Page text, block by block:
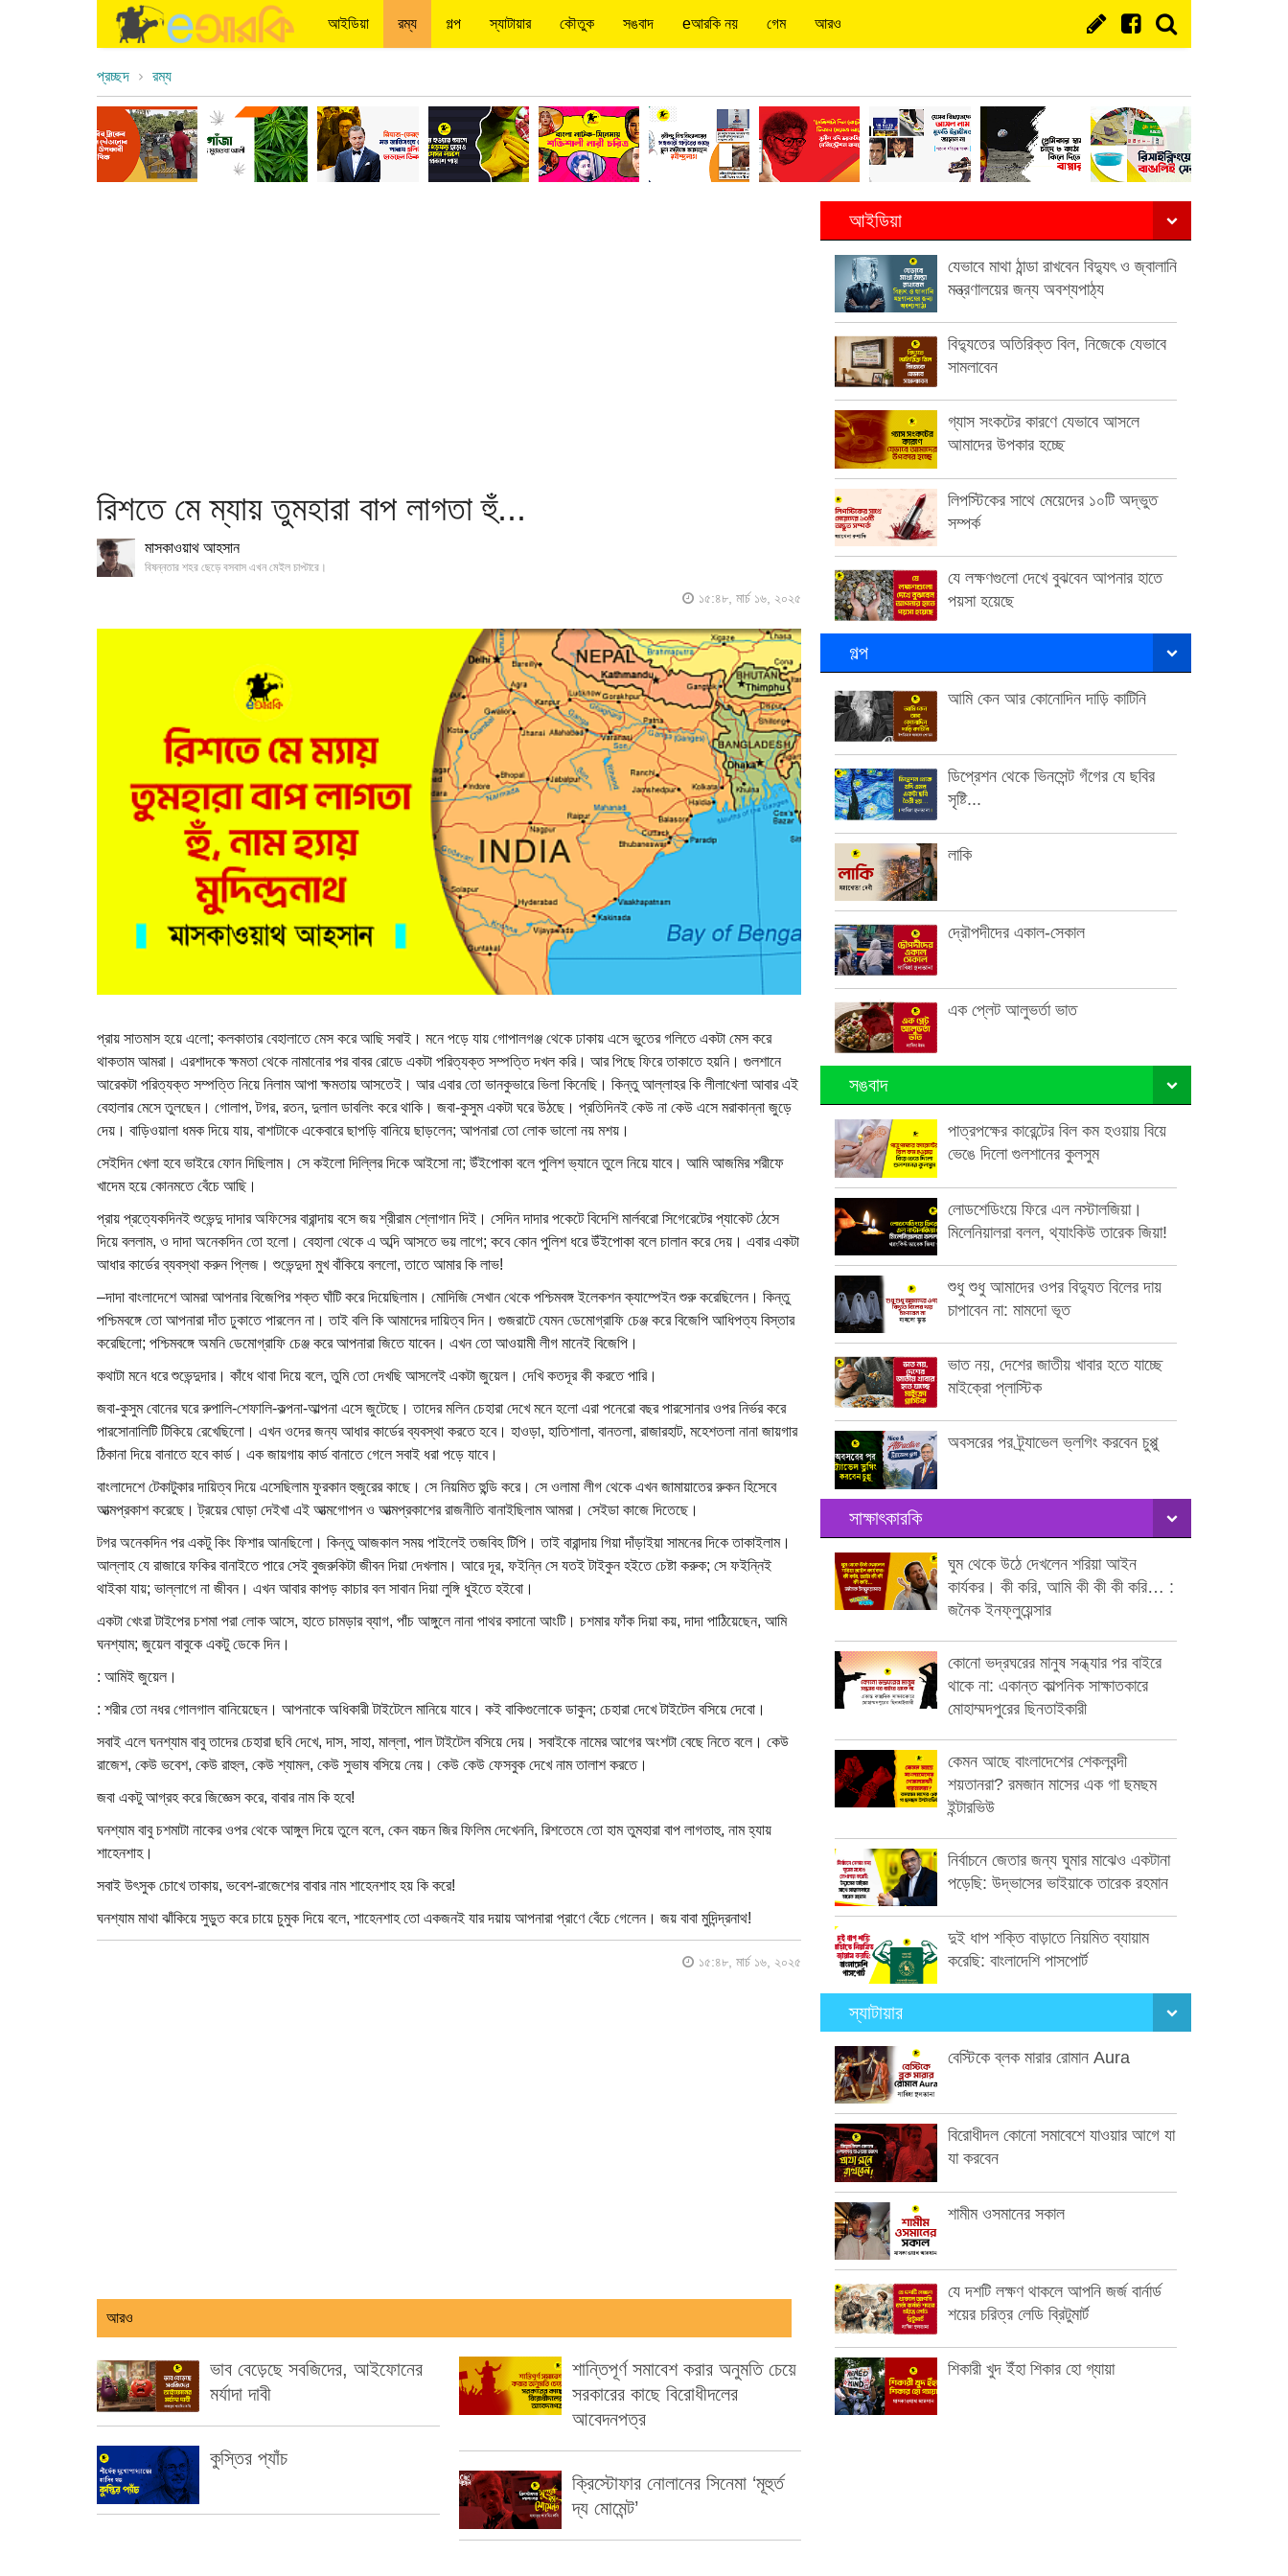
আইডিয়া রম্য গল্প স্যাটায়ার কৌতুক সঙবাদ eআরকি নয় গেম আরও
প্রচ্ছদ রম্য
রিশতে মে ম্যায় তুমহারা বাপ লাগতা হুঁ...
মাসকাওয়াথ আহসান
বিষন্নতার শহর ছেড়ে বসবাস এখন মেইল চাপ্টারে।
১৫:৪৮, মার্চ ১৬, ২০২৫
প্রায় সাতমাস হয়ে এলো; কলকাতার বেহালাতে মেস করে আছি সবাই। মনে পড়ে যায় গোপালগঞ্জ থেকে ঢাকায় এসে ভুতের গলিতে একটা মেস করে
থাকতাম আমরা। এরশাদকে ক্ষমতা থেকে নামানোর পর বাবর রোডে একটা পরিত্যক্ত সম্পত্তি দখল করি। আর পিছে ফিরে তাকাতে হয়নি। গুলশানে
আরেকটা পরিত্যক্ত সম্পত্তি নিয়ে নিলাম আপা ক্ষমতায় আসতেই। আর এবার তো ভানকুভারে ভিলা কিনেছি। কিন্তু আল্লাহর কি লীলাখেলা আবার এই
বেহালার মেসে তুলছেন। গোলাপ, টগর, রতন, দুলাল ডাবলিং করে থাকি। জবা-কুসুম একটা ঘরে উঠছে। প্রতিদিনই কেউ না কেউ এসে মরাকান্না জুড়ে
দেয়। বাড়িওয়ালা ধমক দিয়ে যায়, বাশাটাকে একেবারে ছাপড়ি বানিয়ে ছাড়লেন; আপনারা তো লোক ভালো নয় মশয়।
সেইদিন খেলা হবে ভাইরে ফোন দিছিলাম। সে কইলো দিল্লির দিকে আইসো না; উঁইপোকা বলে পুলিশ ভ্যানে তুলে নিয়ে যাবে। আমি আজমির শরীফে
খাদেম হয়ে কোনমতে বেঁচে আছি।
প্রায় প্রত্যেকদিনই শুভেন্দু দাদার অফিসের বারান্দায় বসে জয় শ্রীরাম শ্লোগান দিই। সেদিন দাদার পকেটে বিদেশি মার্লবরো সিগেরেটের প্যাকেট ঠেসে
দিয়ে বললাম, ও দাদা অনেকদিন তো হলো। বেহালা থেকে এ অব্দি আসতে ভয় লাগে; কবে কোন পুলিশ ধরে উঁইপোকা বলে চালান করে দেয়। এবার একটা
আধার কার্ডের ব্যবস্থা করুন প্লিজ। শুভেন্দুদা মুখ বাঁকিয়ে বললো, তাতে আমার কি লাভ!
–দাদা বাংলাদেশে আমরা আপনার বিজেপির শক্ত ঘাঁটি করে দিয়েছিলাম। মোদিজি সেখান থেকে পশ্চিমবঙ্গ ইলেকশন ক্যাম্পেইন শুরু করেছিলেন। কিন্তু
পশ্চিমবঙ্গে তো আপনারা দাঁত ঢুকাতে পারলেন না। তাই বলি কি আমাদের দায়িত্ব দিন। গুজরাটে যেমন ডেমোগ্রাফি চেঞ্জ করে বিজেপি আধিপত্য বিস্তার
করেছিলো; পশ্চিমবঙ্গে অমনি ডেমোগ্রাফি চেঞ্জ করে আপনারা জিতে যাবেন। এখন তো আওয়ামী লীগ মানেই বিজেপি।
কথাটা মনে ধরে শুভেন্দুদার। কাঁধে থাবা দিয়ে বলে, তুমি তো দেখছি আসলেই একটা জুয়েল। দেখি কতদূর কী করতে পারি।
জবা-কুসুম বোনের ঘরে রুপালি-শেফালি-কল্পনা-আল্পনা এসে জুটেছে। তাদের মলিন চেহারা দেখে মনে হলো এরা পনেরো বছর পারসোনার ওপর নির্ভর করে
পারসোনালিটি টিকিয়ে রেখেছিলো। এখন ওদের জন্য আধার কার্ডের ব্যবস্থা করতে হবে। হাওড়া, হাতিশালা, বানতলা, রাজারহাট, মহেশতলা নানা জায়গার
ঠিকানা দিয়ে বানাতে হবে কার্ড। এক জায়গায় কার্ড বানাতে গেলে সবাই ধরা পড়ে যাবে।
বাংলাদেশে টেকাটুকার দায়িত্ব দিয়ে এসেছিলাম ফুরকান হুজুরের কাছে। সে নিয়মিত হুন্ডি করে। সে ওলামা লীগ থেকে এখন জামায়াতের রুকন হিসেবে
আত্মপ্রকাশ করেছে। ট্রয়ের ঘোড়া দেইখা এই আত্মগোপন ও আত্মপ্রকাশের রাজনীতি বানাইছিলাম আমরা। সেইডা কাজে দিতেছে।
টগর অনেকদিন পর একটু কিং ফিশার আনছিলো। কিন্তু আজকাল সময় পাইলেই তজবিহ টিপি। তাই বারান্দায় গিয়া দাঁড়াইয়া সামনের দিকে তাকাইলাম।
আল্লাহ যে রাজারে ফকির বানাইতে পারে সেই বুজরুকিটা জীবন দিয়া দেখলাম। আরে দূর, ফইন্নি সে যতই টাইকুন হইতে চেষ্টা করুক; সে ফইন্নিই
থাইকা যায়; ভাল্লাগে না জীবন। এখন আবার কাপড় কাচার বল সাবান দিয়া লুঙ্গি ধুইতে হইবো।
একটা খেংরা টাইপের চশমা পরা লোক আসে, হাতে চামড়ার ব্যাগ, পাঁচ আঙ্গুলে নানা পাথর বসানো আংটি। চশমার ফাঁক দিয়া কয়, দাদা পাঠিয়েছেন, আমি
ঘনশ্যাম; জুয়েল বাবুকে একটু ডেকে দিন।
: আমিই জুয়েল।
: শরীর তো নধর গোলগাল বানিয়েছেন। আপনাকে অধিকারী টাইটেলে মানিয়ে যাবে। কই বাকিগুলোকে ডাকুন; চেহারা দেখে টাইটেল বসিয়ে দেবো।
সবাই এলে ঘনশ্যাম বাবু তাদের চেহারা ছবি দেখে, দাস, সাহা, মাল্লা, পাল টাইটেল বসিয়ে দেয়। সবাইকে নামের আগের অংশটা বেছে নিতে বলে। কেউ
রাজেশ, কেউ ভবেশ, কেউ রাহুল, কেউ শ্যামল, কেউ সুভাষ বসিয়ে নেয়। কেউ কেউ ফেসবুক দেখে নাম তালাশ করতে।
জবা একটু আগ্রহ করে জিজ্ঞেস করে, বাবার নাম কি হবে!
ঘনশ্যাম বাবু চশমাটা নাকের ওপর থেকে আঙ্গুল দিয়ে তুলে বলে, কেন বচ্চন জির ফিলিম দেখেননি, রিশতেমে তো হাম তুমহারা বাপ লাগতাহু, নাম হ্যায়
শাহেনশাহ।
সবাই উৎসুক চোখে তাকায়, ভবেশ-রাজেশের বাবার নাম শাহেনশাহ হয় কি করে!
ঘনশ্যাম মাথা ঝাঁকিয়ে সুড়ুত করে চায়ে চুমুক দিয়ে বলে, শাহেনশাহ তো একজনই যার দয়ায় আপনারা প্রাণে বেঁচে গেলেন। জয় বাবা মুদিন্দ্রনাথ!
১৫:৪৮, মার্চ ১৬, ২০২৫
আরও
ভাব বেড়েছে সবজিদের, আইফোনের
মর্যাদা দাবী
কুস্তির প্যাঁচ
শান্তিপূর্ণ সমাবেশ করার অনুমতি চেয়ে
সরকারের কাছে বিরোধীদলের
আবেদনপত্র
ক্রিস্টোফার নোলানের সিনেমা ‘মূহুর্ত
দ্য মোমেন্ট’
আইডিয়া
যেভাবে মাথা ঠান্ডা রাখবেন বিদ্যুৎ ও জ্বালানি
মন্ত্রণালয়ের জন্য অবশ্যপাঠ্য
বিদ্যুতের অতিরিক্ত বিল, নিজেকে যেভাবে
সামলাবেন
গ্যাস সংকটের কারণে যেভাবে আসলে
আমাদের উপকার হচ্ছে
লিপস্টিকের সাথে মেয়েদের ১০টি অদ্ভুত
সম্পর্ক
যে লক্ষণগুলো দেখে বুঝবেন আপনার হাতে
পয়সা হয়েছে
গল্প
আমি কেন আর কোনোদিন দাড়ি কাটিনি
ডিপ্রেশন থেকে ভিনসেন্ট গঁগের যে ছবির
সৃষ্টি...
লাকি
দ্রৌপদীদের একাল-সেকাল
এক প্লেট আলুভর্তা ভাত
সঙবাদ
পাত্রপক্ষের কারেন্টের বিল কম হওয়ায় বিয়ে
ভেঙে দিলো গুলশানের কুলসুম
লোডশেডিংয়ে ফিরে এল নস্টালজিয়া।
মিলেনিয়ালরা বলল, থ্যাংকিউ তারেক জিয়া!
শুধু শুধু আমাদের ওপর বিদ্যুত বিলের দায়
চাপাবেন না: মামদো ভূত
ভাত নয়, দেশের জাতীয় খাবার হতে যাচ্ছে
মাইক্রো প্লাস্টিক
অবসরের পর ট্র্যাভেল ভ্লগিং করবেন চুপ্পু
সাক্ষাৎকারকি
ঘুম থেকে উঠে দেখলেন শরিয়া আইন
কার্যকর। কী করি, আমি কী কী কী করি… :
জনৈক ইনফ্লুয়েন্সার
কোনো ভদ্রঘরের মানুষ সন্ধ্যার পর বাইরে
থাকে না: একান্ত কাল্পনিক সাক্ষাতকারে
মোহাম্মদপুরের ছিনতাইকারী
কেমন আছে বাংলাদেশের শেকলবন্দী
শয়তানরা? রমজান মাসের এক গা ছমছম
ইন্টারভিউ
নির্বাচনে জেতার জন্য ঘুমার মাঝেও একটানা
পড়েছি: উদ্ভাসের ভাইয়াকে তারেক রহমান
দুই ধাপ শক্তি বাড়াতে নিয়মিত ব্যায়াম
করেছি: বাংলাদেশি পাসপোর্ট
স্যাটায়ার
বেস্টিকে ব্লক মারার রোমান Aura
বিরোধীদল কোনো সমাবেশে যাওয়ার আগে যা
যা করবেন
শামীম ওসমানের সকাল
যে দশটি লক্ষণ থাকলে আপনি জর্জ বার্নার্ড
শয়ের চরিত্র লেডি ব্রিটুমার্ট
শিকারী খুদ ইঁহা শিকার হো গ্যায়া